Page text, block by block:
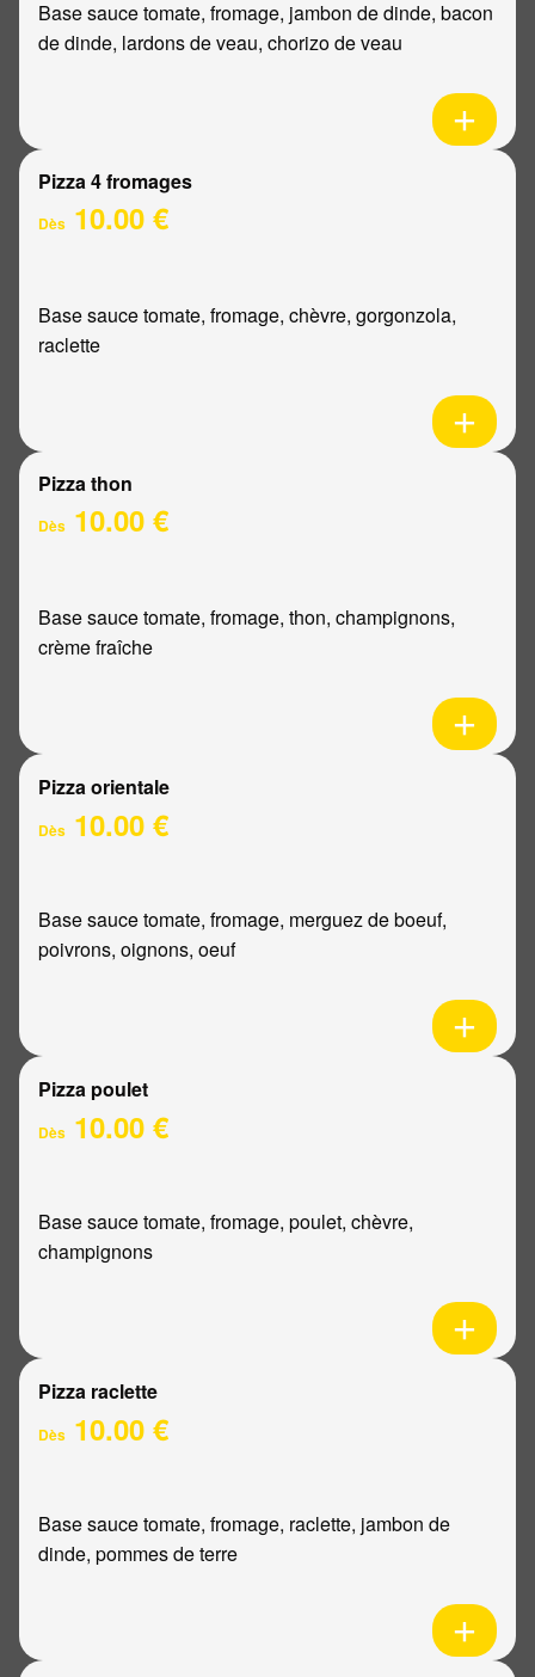
Base sauce tomate, fromage, jambon de dinde, bacon
de dinde, lardons de veau, chorizo de veau
Pizza 4 fromages
Dès 10.00 €
Base sauce tomate, fromage, chèvre, gorgonzola,
raclette
Pizza thon
Dès 10.00 €
Base sauce tomate, fromage, thon, champignons,
crème fraîche
Pizza orientale
Dès 10.00 €
Base sauce tomate, fromage, merguez de boeuf,
poivrons, oignons, oeuf
Pizza poulet
Dès 10.00 €
Base sauce tomate, fromage, poulet, chèvre,
champignons
Pizza raclette
Dès 10.00 €
Base sauce tomate, fromage, raclette, jambon de
dinde, pommes de terre